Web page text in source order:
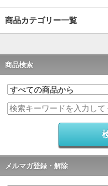
商品カテゴリー一覧
商品検索
メルマガ登録・解除